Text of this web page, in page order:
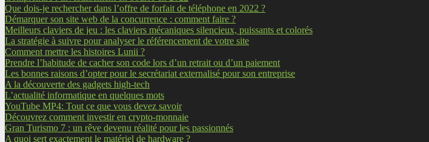
Que dois-je rechercher dans l’offre de forfait de téléphone en 2022 ?
Démarquer son site web de la concurrence : comment faire ?
Meilleurs claviers de jeu : les claviers mécaniques silencieux, puissants et colorés
La stratégie à suivre pour analyser le référencement de votre site
Comment mettre les histoires Lunii ?
Prendre l’habitude de cacher son code lors d’un retrait ou d’un paiement
Les bonnes raisons d’opter pour le secrétariat externalisé pour son entreprise
A la découverte des gadgets high-tech
L’actualité informatique en quelques mots
YouTube MP4: Tout ce que vous devez savoir
Découvrez comment investir en crypto-monnaie
Gran Turismo 7 : un rêve devenu réalité pour les passionnés
A quoi sert exactement le matériel de hardware ?